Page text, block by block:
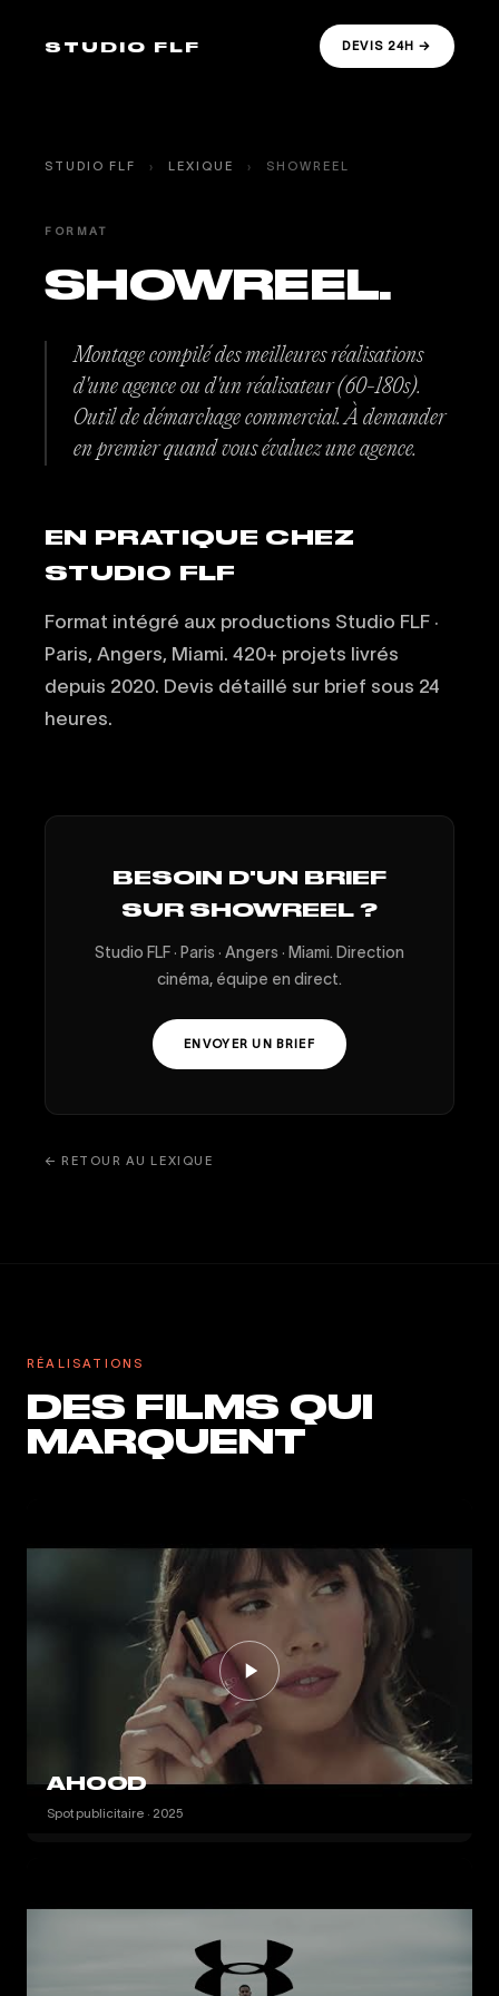
STUDIO FLF DEVIS 24H →
STUDIO FLF › LEXIQUE › SHOWREEL
FORMAT
SHOWREEL.
Montage compilé des meilleures réalisations
d'une agence ou d'un réalisateur (60-180s).
Outil de démarchage commercial. À demander
en premier quand vous évaluez une agence.
EN PRATIQUE CHEZ
STUDIO FLF
Format intégré aux productions Studio FLF ·
Paris, Angers, Miami. 420+ projets livrés
depuis 2020. Devis détaillé sur brief sous 24
heures.
BESOIN D'UN BRIEF
SUR SHOWREEL ?
Studio FLF · Paris · Angers · Miami. Direction
cinéma, équipe en direct.
ENVOYER UN BRIEF
← RETOUR AU LEXIQUE
RÉALISATIONS
DES FILMS QUI
MARQUENT
AHOOD
Spot publicitaire · 2025